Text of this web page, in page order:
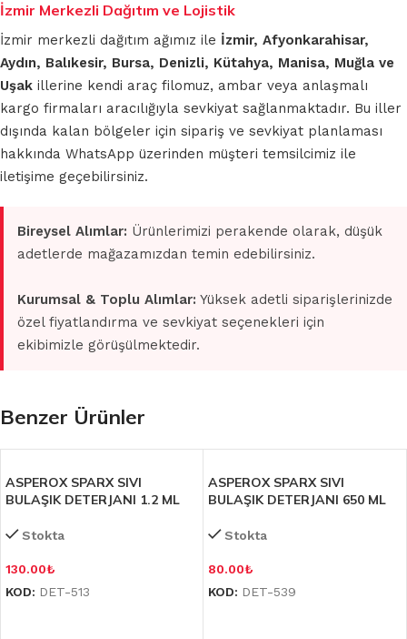
İzmir Merkezli Dağıtım ve Lojistik
İzmir merkezli dağıtım ağımız ile İzmir, Afyonkarahisar,
Aydın, Balıkesir, Bursa, Denizli, Kütahya, Manisa, Muğla ve
Uşak illerine kendi araç filomuz, ambar veya anlaşmalı
kargo firmaları aracılığıyla sevkiyat sağlanmaktadır. Bu iller
dışında kalan bölgeler için sipariş ve sevkiyat planlaması
hakkında WhatsApp üzerinden müşteri temsilcimiz ile
iletişime geçebilirsiniz.
Bireysel Alımlar: Ürünlerimizi perakende olarak, düşük
adetlerde mağazamızdan temin edebilirsiniz.
Kurumsal & Toplu Alımlar: Yüksek adetli siparişlerinizde
özel fiyatlandırma ve sevkiyat seçenekleri için
ekibimizle görüşülmektedir.
Benzer Ürünler
ASPEROX SPARX SIVI
BULAŞIK DETERJANI 1.2 ML
Stokta
130.00₺
KOD: DET-513
ASPEROX SPARX SIVI
BULAŞIK DETERJANI 650 ML
Stokta
80.00₺
KOD: DET-539